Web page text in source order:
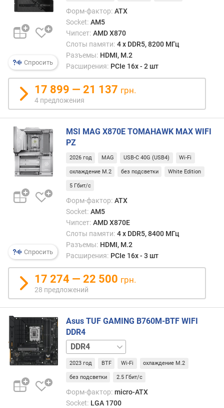
мест
на
что
о
у
л
р
н
о
с
т
и
о
т
д
е
ш
в
ы
р
о
г
и
м
о
т
д
о
р
г
и
Спросить
Форм-фактор: ATX
Socket: AM5
Чипсет: AMD X870
Слоты памяти: 4 х DDR5, 8200 МГц
Разъемы: HDMI, M.2
Расширения: PCIe 16x - 2 шт
17 899 — 21 137 грн.
4 предложения
Спросить
MSI MAG X870E TOMAHAWK MAX WIFI
PZ
2026 год MAG USB-C 40G (USB4) Wi-Fi
охлаждение M.2 без подсветки White Edition
5 Гбит/с
Форм-фактор: ATX
Socket: AM5
Чипсет: AMD X870E
Слоты памяти: 4 х DDR5, 8400 МГц
Разъемы: HDMI, M.2
Расширения: PCIe 16x - 3 шт
17 274 — 22 500 грн.
28 предложений
Asus TUF GAMING B760M-BTF WIFI
DDR4
DDR5
2023 год BTF Wi-Fi охлаждение M.2
без подсветки 2.5 Гбит/с
Форм-фактор: micro-ATX
Socket: LGA 1700